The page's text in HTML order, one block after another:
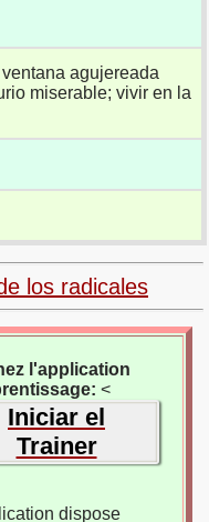
agujereada
miserable; vivir en la
los radicales
l'application
<
Iniciar el
Trainer
dispose